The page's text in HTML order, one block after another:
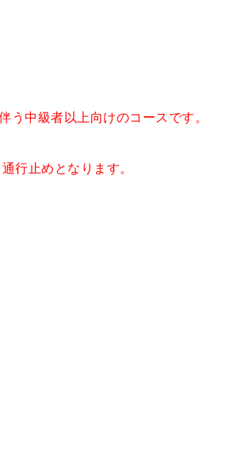
中級者以上向けのコースです。
行止めとなります。